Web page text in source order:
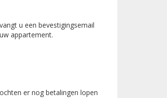
u een bevestigingsemail
appartement.
er nog betalingen lopen